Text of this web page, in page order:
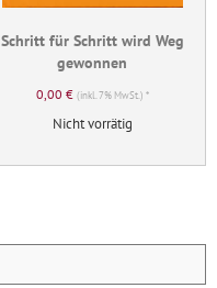
Schritt für Schritt wird Weg
gewonnen
0,00 € (inkl. 7% MwSt.) *
Nicht vorrätig